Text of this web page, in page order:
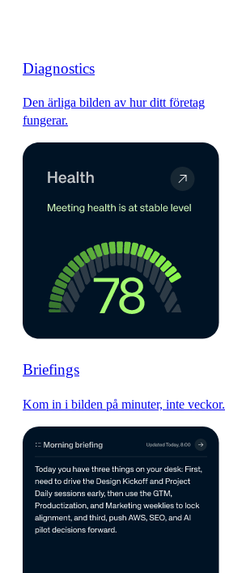
Diagnostics
Den ärliga bilden av hur ditt företag
fungerar.
Briefings
Kom in i bilden på minuter, inte veckor.